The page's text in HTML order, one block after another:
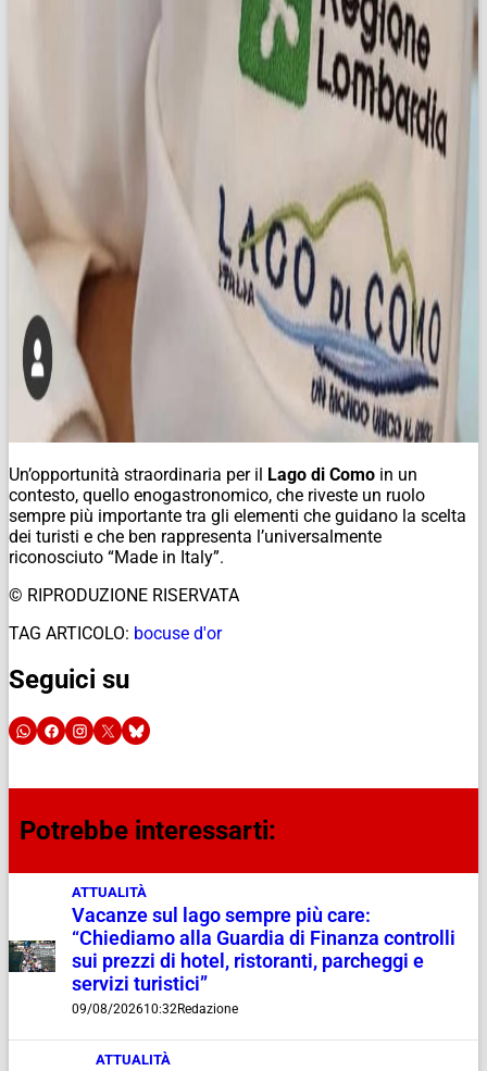
Un’opportunità straordinaria per il Lago di Como in un
contesto, quello enogastronomico, che riveste un ruolo
sempre più importante tra gli elementi che guidano la scelta
dei turisti e che ben rappresenta l’universalmente
riconosciuto “Made in Italy”.
© RIPRODUZIONE RISERVATA
TAG ARTICOLO: bocuse d'or
Seguici su
Potrebbe interessarti:
ATTUALITÀ
Vacanze sul lago sempre più care:
“Chiediamo alla Guardia di Finanza controlli
sui prezzi di hotel, ristoranti, parcheggi e
servizi turistici”
09/08/202610:32Redazione
ATTUALITÀ